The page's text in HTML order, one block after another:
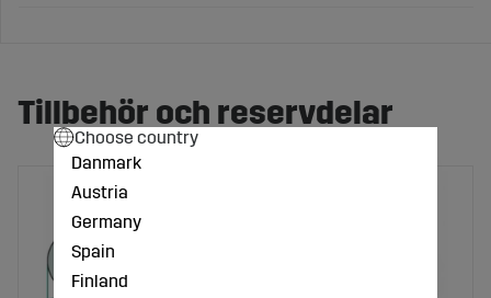
Tillbehör och reservdelar
Choose country
Danmark
Austria
Germany
Spain
Finland